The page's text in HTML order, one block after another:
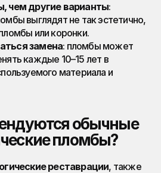
чем другие варианты:
выглядят не так эстетично,
или коронки.
замена: пломбы может
каждые 10–15 лет в
материала и
обычные
пломбы?
реставрации, также